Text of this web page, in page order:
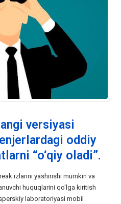
versiyasi
oddiy
“o‘qiy oladi”.
izlarini yashirishi mumkin va
huquqlarini qo'lga kiritish
laboratoriyasi mobil